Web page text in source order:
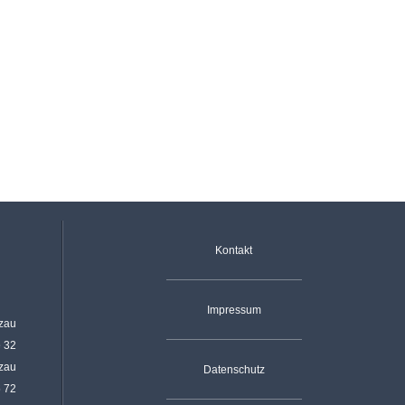
32
72
Navigation überspringenKontakt
Impressum
Datenschutz